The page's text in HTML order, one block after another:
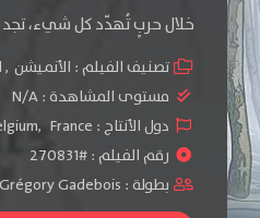
خلال حربٍ تُهدّد كل شيء،
تصنيف الفيلم : الأنميشن ,
مستوى المشاهدة :N/A
دول الأنتاج :
, France
رقم الفيلم : #270831
بطولة : Grégory Gadebois